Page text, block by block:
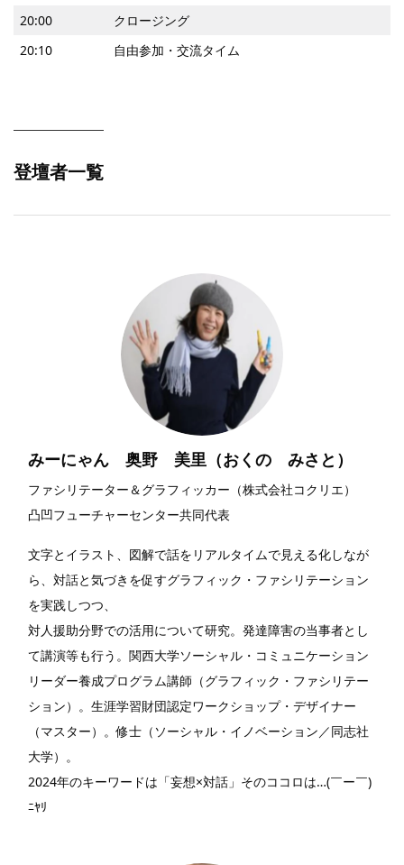
20:00
クロージング
20:10
自由参加・交流タイム
登壇者一覧
みーにゃん 奥野 美里（おくの みさと）
ファシリテーター＆グラフィッカー（株式会社コクリエ）
凸凹フューチャーセンター共同代表
文字とイラスト、図解で話をリアルタイムで見える化しなが
ら、対話と気づきを促すグラフィック・ファシリテーション
を実践しつつ、
対人援助分野での活用について研究。発達障害の当事者とし
て講演等も行う。関西大学ソーシャル・コミュニケーション
リーダー養成プログラム講師（グラフィック・ファシリテー
ション）。生涯学習財団認定ワークショップ・デザイナー
（マスター）。修士（ソーシャル・イノベーション／同志社
大学）。
2024年のキーワードは「妄想×対話」そのココロは…(￣ー￣)
ﾆﾔﾘ